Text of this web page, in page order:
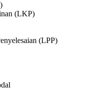
(LKP)
(LPP)